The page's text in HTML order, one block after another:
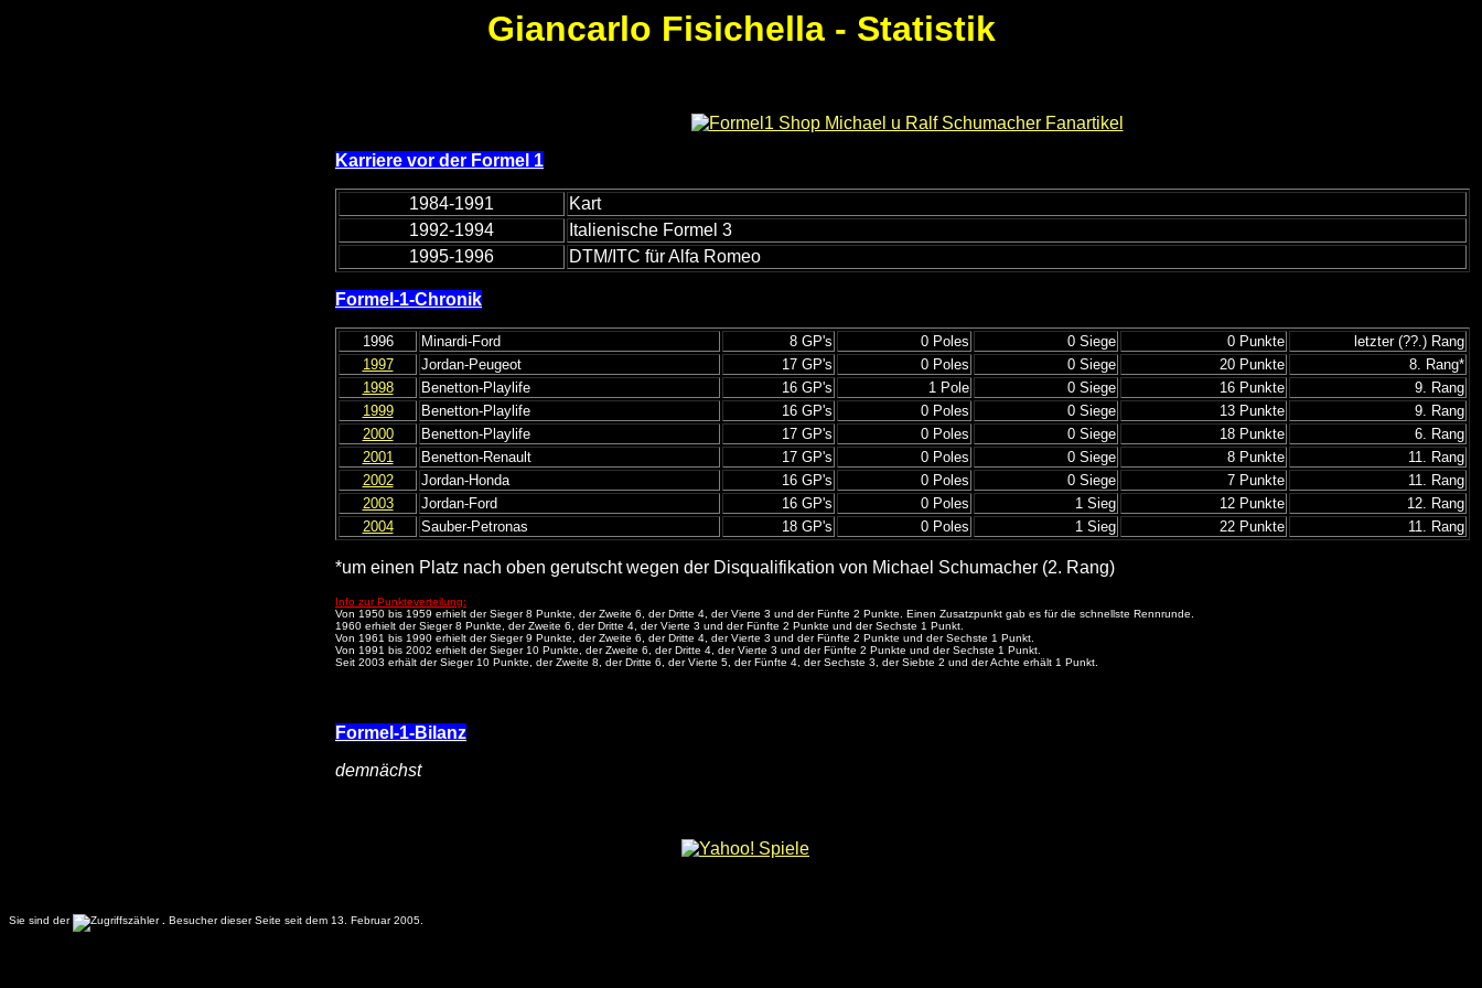
Giancarlo Fisichella - Statistik
Karriere vor der Formel 1
1984-1991
Kart
1992-1994
Italienische Formel 3
1995-1996
DTM/ITC für Alfa Romeo
Formel-1-Chronik
1996 Minardi-Ford 8 GP's 0 Poles 0 Siege 0 Punkte
letzter (??.) Rang
1997
Jordan-Peugeot 17 GP's 0 Poles 0 Siege 20 Punkte
8. Rang*
1998
Benetton-Playlife 16 GP's 1 Pole 0 Siege 16 Punkte
9. Rang
1999
Benetton-Playlife 16 GP's 0 Poles 0 Siege 13 Punkte
9. Rang
2000
Benetton-Playlife 17 GP's 0 Poles 0 Siege 18 Punkte
6. Rang
2001
Benetton-Renault 17 GP's 0 Poles 0 Siege 8 Punkte
11. Rang
2002
Jordan-Honda 16 GP's 0 Poles 0 Siege 7 Punkte
11. Rang
2003
Jordan-Ford 16 GP's 0 Poles 1 Sieg 12 Punkte
12. Rang
2004
Sauber-Petronas 18 GP's 0 Poles 1 Sieg 22 Punkte 11. Rang
*um einen Platz nach oben gerutscht wegen der Disqualifikation von Michael Schumacher (2. Rang)
Info zur Punkteverteilung:
Von 1950 bis 1959 erhielt der Sieger 8 Punkte, der Zweite 6, der Dritte 4, der Vierte 3 und der Fünfte 2 Punkte. Einen Zusatzpunkt gab es für die schnellste Rennrunde.
1960 erhielt der Sieger 8 Punkte, der Zweite 6, der Dritte 4, der Vierte 3 und der Fünfte 2 Punkte und der Sechste 1 Punkt.
Von 1961 bis 1990 erhielt der Sieger 9 Punkte, der Zweite 6, der Dritte 4, der Vierte 3 und der Fünfte 2 Punkte und der Sechste 1 Punkt.
Von 1991 bis 2002 erhielt der Sieger 10 Punkte, der Zweite 6, der Dritte 4, der Vierte 3 und der Fünfte 2 Punkte und der Sechste 1 Punkt.
Seit 2003 erhält der Sieger 10 Punkte, der Zweite 8, der Dritte 6, der Vierte 5, der Fünfte 4, der Sechste 3, der Siebte 2 und der Achte erhält 1 Punkt.
Formel-1-Bilanz
demnächst
Sie sind der . Besucher dieser Seite seit dem 13. Februar 2005.